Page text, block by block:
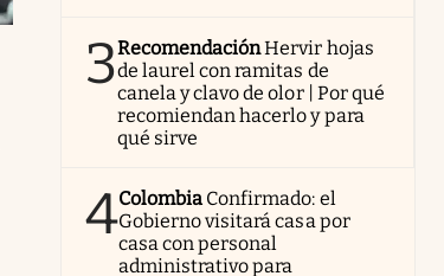
3RecomendaciónHervir hojas
de laurel con ramitas de
canela y clavo de olor | Por qué
recomiendan hacerlo y para
qué sirve
4Colombia Confirmado: el
Gobierno visitará casa por
casa con personal
administrativo para